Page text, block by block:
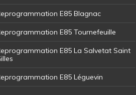
E85 Blagnac
E85 Tournefeuille
E85 La Salvetat Saint
E85 Léguevin